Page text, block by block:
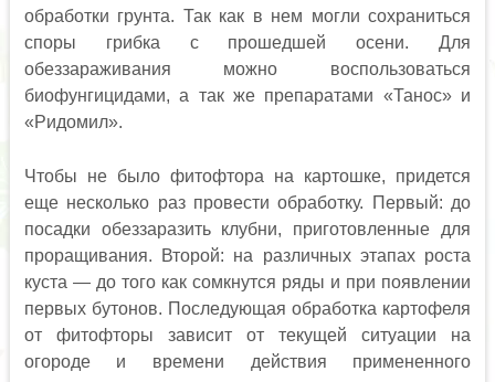
обработки грунта. Так как в нем могли сохраниться
споры грибка с прошедшей осени. Для
обеззараживания можно воспользоваться
биофунгицидами, а так же препаратами «Танос» и
«Ридомил».
Чтобы не было фитофтора на картошке, придется
еще несколько раз провести обработку. Первый: до
посадки обеззаразить клубни, приготовленные для
проращивания. Второй: на различных этапах роста
куста — до того как сомкнутся ряды и при появлении
первых бутонов. Последующая обработка картофеля
от фитофторы зависит от текущей ситуации на
огороде и времени действия примененного